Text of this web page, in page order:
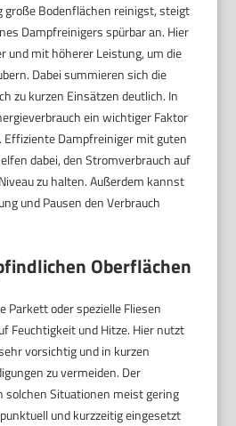
große Bodenflächen reinigst, steigt
Dampfreinigers spürbar an. Hier
und mit höherer Leistung, um die
Dabei summieren sich die
zu kurzen Einsätzen deutlich. In
ein wichtiger Faktor
Effiziente Dampfreiniger mit guten
dabei, den Stromverbrauch auf
zu halten. Außerdem kannst
und Pausen den Verbrauch
Oberflächen
Parkett oder spezielle Fliesen
Feuchtigkeit und Hitze. Hier nutzt
vorsichtig und in kurzen
zu vermeiden. Der
solchen Situationen meist gering
und kurzzeitig eingesetzt